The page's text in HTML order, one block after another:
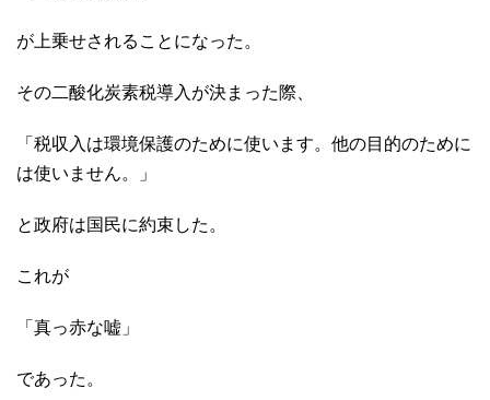
が上乗せされることになった。
その二酸化炭素税導入が決まった際、
「税収入は環境保護のために使います。他の目的のために
は使いません。」
と政府は国民に約束した。
これが
「真っ赤な嘘」
であった。